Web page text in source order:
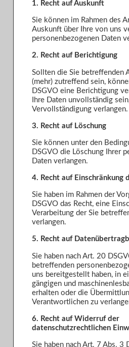
1. Recht auf Auskunft
Sie können im Rahmen des
Auskunft über Ihre von uns
personenbezogenen Daten
2. Recht auf Berichtigung
Sollten die Sie betreffenden
(mehr) zutreffend sein,
DSGVO eine Berichtigung
Ihre Daten unvollständig
Vervollständigung verlangen.
3. Recht auf Löschung
Sie können unter den
DSGVO die Löschung Ihrer
Daten verlangen.
4. Recht auf Einschränkung
Sie haben im Rahmen der
DSGVO das Recht, eine
Verarbeitung der Sie
verlangen.
5. Recht auf
Sie haben nach Art. 20
betreffenden
uns bereitgestellt haben, in
gängigen und
erhalten oder die
Verantwortlichen zu
6. Recht auf Widerruf der
datenschutzrechtlichen
Sie haben nach Art. 7 Abs. 3